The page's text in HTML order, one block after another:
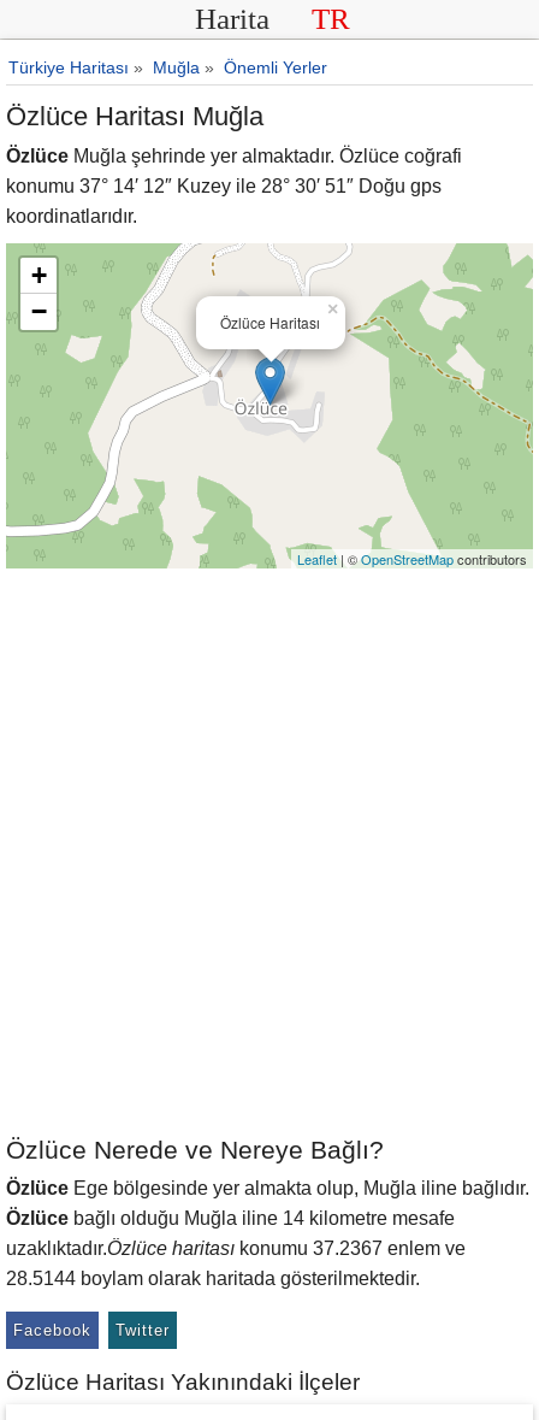
Harita TR
Türkiye Haritası » Muğla » Önemli Yerler
Özlüce Haritası Muğla
Özlüce Muğla şehrinde yer almaktadır. Özlüce coğrafi
konumu 37° 14′ 12″ Kuzey ile 28° 30′ 51″ Doğu gps
koordinatlarıdır.
Özlüce Haritası
×
+
−
Leaflet | ©OpenStreetMapcontributors
Özlüce Nerede ve Nereye Bağlı?
Özlüce Ege bölgesinde yer almakta olup, Muğla iline bağlıdır.
Özlüce bağlı olduğu Muğla iline 14 kilometre mesafe
uzaklıktadır.Özlüce haritası konumu 37.2367 enlem ve
28.5144 boylam olarak haritada gösterilmektedir.
Facebook Twitter
Özlüce Haritası Yakınındaki İlçeler